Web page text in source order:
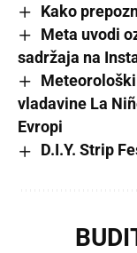
Kako
Meta uvodi
sadržaja na
vladavine La
Evropi
D.I.Y. Strip